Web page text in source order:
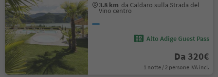
3.8 km da Caldaro sulla Strada del
Vino centro
Alto Adige Guest Pass
Da 320€
1 notte / 2 persone IVA incl.